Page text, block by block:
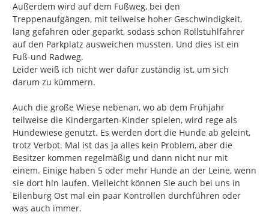
Außerdem wird auf dem Fußweg, bei den
Treppenaufgängen, mit teilweise hoher Geschwindigkeit,
lang gefahren oder geparkt, sodass schon Rollstuhlfahrer
auf den Parkplatz ausweichen mussten. Und dies ist ein
Fuß-und Radweg.
Leider weiß ich nicht wer dafür zuständig ist, um sich
darum zu kümmern.
Auch die große Wiese nebenan, wo ab dem Frühjahr
teilweise die Kindergarten-Kinder spielen, wird rege als
Hundewiese genutzt. Es werden dort die Hunde ab geleint,
trotz Verbot. Mal ist das ja alles kein Problem, aber die
Besitzer kommen regelmäßig und dann nicht nur mit
einem. Einige haben 5 oder mehr Hunde an der Leine, wenn
sie dort hin laufen. Vielleicht können Sie auch bei uns in
Eilenburg Ost mal ein paar Kontrollen durchführen oder
was auch immer.